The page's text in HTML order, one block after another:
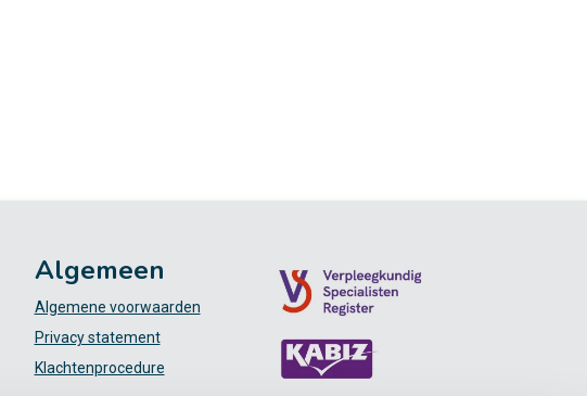
Algemeen
Algemene voorwaarden
Privacy statement
Klachtenprocedure